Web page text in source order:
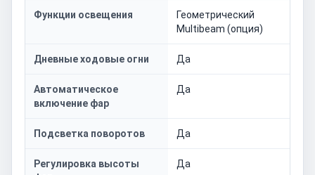
Функции освещения
Геометрический
Multibeam (опция)
Дневные ходовые огни Да
Автоматическое
включение фар
Да
Подсветка поворотов Да
Регулировка высоты
Да